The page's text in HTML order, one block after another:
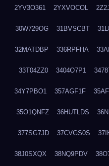
2YV3O361 2YXVOCOL
30W729OG 31BVSCBT
32MATDBP 336RPFHA
33T04ZZ0 3404O7P1
34Y7PBO1 357AGF1F
35O1QNFZ 36HUTLDS
377SG7JD 37CVGS0S
38J0SXQX 38NQ9PDV